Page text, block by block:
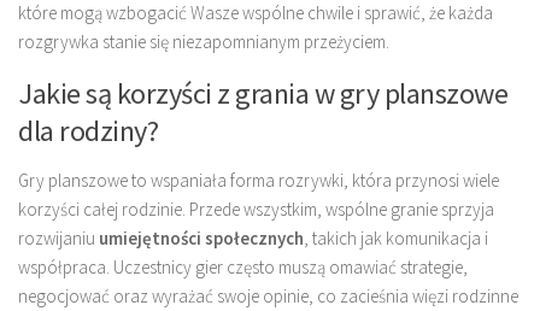
które mogą wzbogacić Wasze wspólne chwile i sprawić, że każda
rozgrywka stanie się niezapomnianym przeżyciem.
Jakie są korzyści z grania w gry planszowe
dla rodziny?
Gry planszowe to wspaniała forma rozrywki, która przynosi wiele
korzyści całej rodzinie. Przede wszystkim, wspólne granie sprzyja
rozwijaniu umiejętności społecznych, takich jak komunikacja i
współpraca. Uczestnicy gier często muszą omawiać strategie,
negocjować oraz wyrażać swoje opinie, co zacieśnia więzi rodzinne